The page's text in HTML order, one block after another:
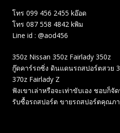
โทร 099 456 2455 kอ๊อด
โทร 087 558 4842 kพิม
Line id : @aod456
350z Nissan 350z Fairlady 350z
กู๊ดคาร์รถซิ่ง ดินแดนรถสปอร์ตสวย
370z Fairlady Z
ฟังเขาเล่าหรือจะเท่าขับเอง ชอบก็
รับซื้อรถสปอร์ต ขายรถสปอร์ตคุณภ